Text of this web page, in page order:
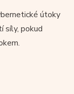
útoky
síly, pokud